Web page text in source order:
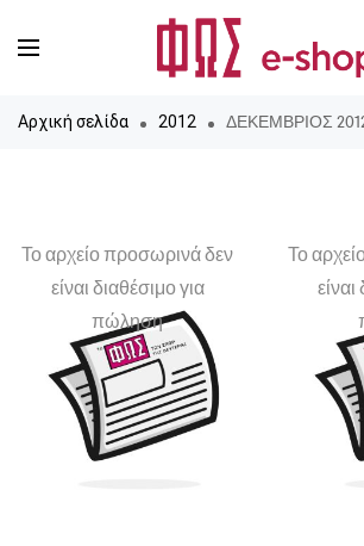
Αρχική σελίδα 2012 ΔΕΚΕΜΒΡΙΟΣ
Το αρχείο προσωρινά δεν
είναι διαθέσιμο για
πώληση
Το